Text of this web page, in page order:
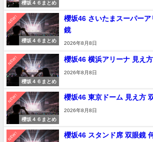
櫻坂４６まとめ
NEW!
櫻坂４６まとめ
櫻坂46 さいたまスーパー
鏡
2026年8月8日
NEW!
櫻坂４６まとめ
櫻坂46 横浜アリーナ 見え
2026年8月8日
NEW!
櫻坂４６まとめ
櫻坂46 東京ドーム 見え方
2026年8月8日
NEW!
櫻坂46 スタンド席 双眼鏡